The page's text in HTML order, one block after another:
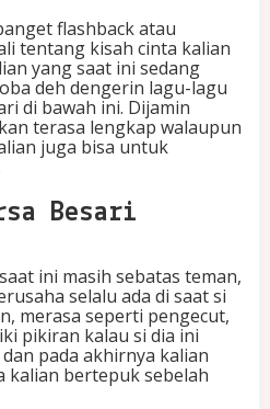
flashback atau
tentang kisah cinta kalian
yang saat ini sedang
deh dengerin lagu-lagu
di bawah ini. Dijamin
terasa lengkap walaupun
juga bisa untuk
Besari
ini masih sebatas teman,
selalu ada di saat si
merasa seperti pengecut,
pikiran kalau si dia ini
pada akhirnya kalian
kalian bertepuk sebelah